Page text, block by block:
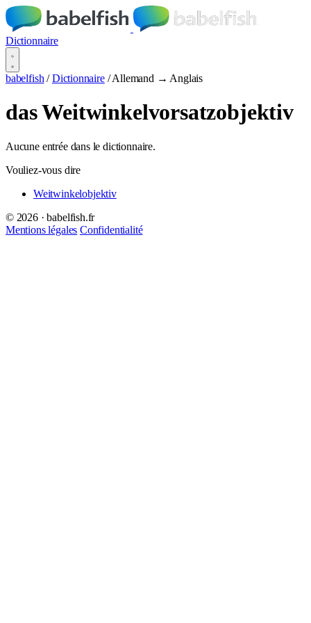
Dictionnaire
babelfish / Dictionnaire / Allemand → Anglais
das Weitwinkelvorsatzobjektiv
Aucune entrée dans le dictionnaire.
Vouliez-vous dire
Weitwinkelobjektiv
© 2026 · babelfish.fr
Mentions légales Confidentialité